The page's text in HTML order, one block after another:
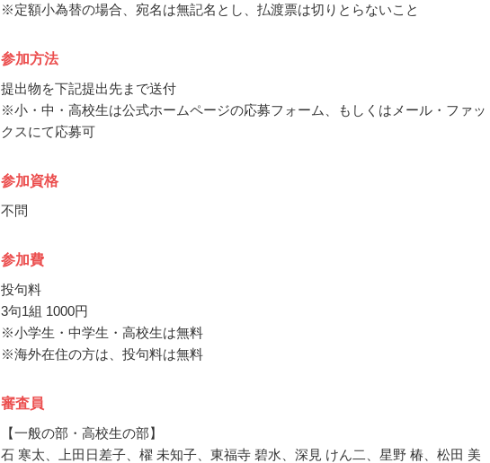
※定額小為替の場合、宛名は無記名とし、払渡票は切りとらないこと
参加方法
提出物を下記提出先まで送付
※小・中・高校生は公式ホームページの応募フォーム、もしくはメール・ファッ
クスにて応募可
参加資格
不問
参加費
投句料
3句1組 1000円
※小学生・中学生・高校生は無料
※海外在住の方は、投句料は無料
審査員
【一般の部・高校生の部】
石 寒太、上田日差子、櫂 未知子、東福寺 碧水、深見 けん二、星野 椿、松田 美